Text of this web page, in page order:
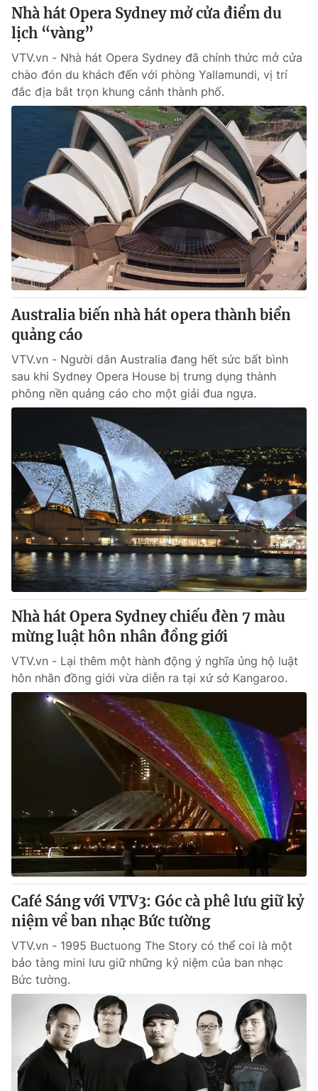
Nhà hát Opera Sydney mở cửa điểm du
lịch “vàng”
VTV.vn - Nhà hát Opera Sydney đã chính thức mở cửa
chào đón du khách đến với phòng Yallamundi, vị trí
đắc địa bắt trọn khung cảnh thành phố.
Australia biến nhà hát opera thành biển
quảng cáo
VTV.vn - Người dân Australia đang hết sức bất bình
sau khi Sydney Opera House bị trưng dụng thành
phông nền quảng cáo cho một giải đua ngựa.
Nhà hát Opera Sydney chiếu đèn 7 màu
mừng luật hôn nhân đồng giới
VTV.vn - Lại thêm một hành động ý nghĩa ủng hộ luật
hôn nhân đồng giới vừa diễn ra tại xứ sở Kangaroo.
Café Sáng với VTV3: Góc cà phê lưu giữ kỷ
niệm về ban nhạc Bức tường
VTV.vn - 1995 Buctuong The Story có thể coi là một
bảo tàng mini lưu giữ những kỷ niệm của ban nhạc
Bức tường.